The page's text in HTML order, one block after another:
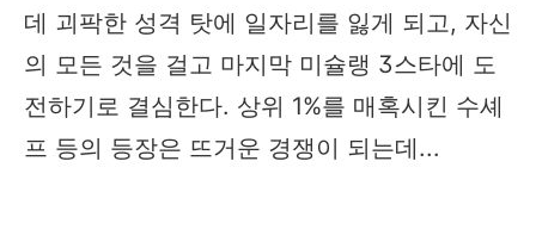
데 괴팍한 성격 탓에 일자리를 잃게 되고, 자신
의 모든 것을 걸고 마지막 미슐랭 3스타에 도
전하기로 결심한다. 상위 1%를 매혹시킨 수셰
프 등의 등장은 뜨거운 경쟁이 되는데...